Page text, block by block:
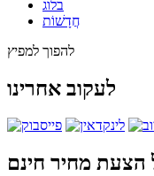
בלוג
חֲדָשׁוֹת
להפוך למפיץ
לעקוב אחרינו
הצעת מחיר חינם